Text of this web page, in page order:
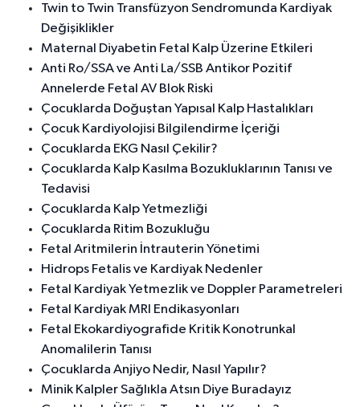
Twin to Twin Transfüzyon Sendromunda Kardiyak
Değişiklikler
Maternal Diyabetin Fetal Kalp Üzerine Etkileri
Anti Ro/SSA ve Anti La/SSB Antikor Pozitif
Annelerde Fetal AV Blok Riski
Çocuklarda Doğuştan Yapısal Kalp Hastalıkları
Çocuk Kardiyolojisi Bilgilendirme İçeriği
Çocuklarda EKG Nasıl Çekilir?
Çocuklarda Kalp Kasılma Bozukluklarının Tanısı ve
Tedavisi
Çocuklarda Kalp Yetmezliği
Çocuklarda Ritim Bozukluğu
Fetal Aritmilerin İntrauterin Yönetimi
Hidrops Fetalis ve Kardiyak Nedenler
Fetal Kardiyak Yetmezlik ve Doppler Parametreleri
Fetal Kardiyak MRI Endikasyonları
Fetal Ekokardiyografide Kritik Konotrunkal
Anomalilerin Tanısı
Çocuklarda Anjiyo Nedir, Nasıl Yapılır?
Minik Kalpler Sağlıkla Atsın Diye Buradayız